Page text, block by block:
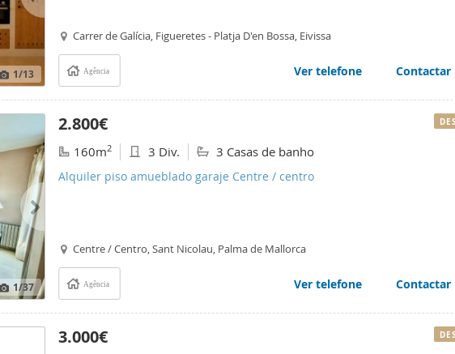
1/13
Carrer de Galícia, Figueretes - Platja D'en Bossa, Eivissa
Agência Ver telefone Contactar
1/37
2.800€
160m2 3 Div. 3 Casas de banho
Alquiler piso amueblado garaje Centre / centro
Centre / Centro, Sant Nicolau, Palma de Mallorca
Agência Ver telefone Contactar
3.000€